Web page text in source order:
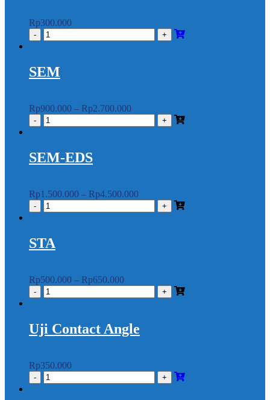
Rp300.000
SEM
Rp900.000 – Rp2.700.000
SEM-EDS
Rp1.500.000 – Rp4.500.000
STA
Rp500.000 – Rp650.000
Uji Contact Angle
Rp350.000